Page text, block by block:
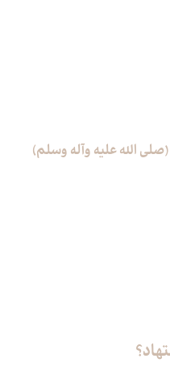
الله عليه وآله وسلم)